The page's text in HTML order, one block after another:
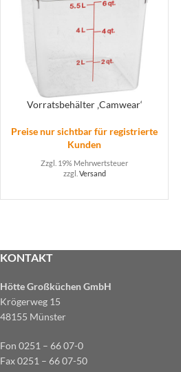
Vorratsbehälter ‚Camwear‘
Preise nur sichtbar für registrierte
Kunden
Zzgl. 19% Mehrwertsteuer
zzgl. Versand
KONTAKT
Hötte Großküchen GmbH
Krögerweg 15
48155 Münster
Fon 0251 – 66 07-0
Fax 0251 – 66 07-50